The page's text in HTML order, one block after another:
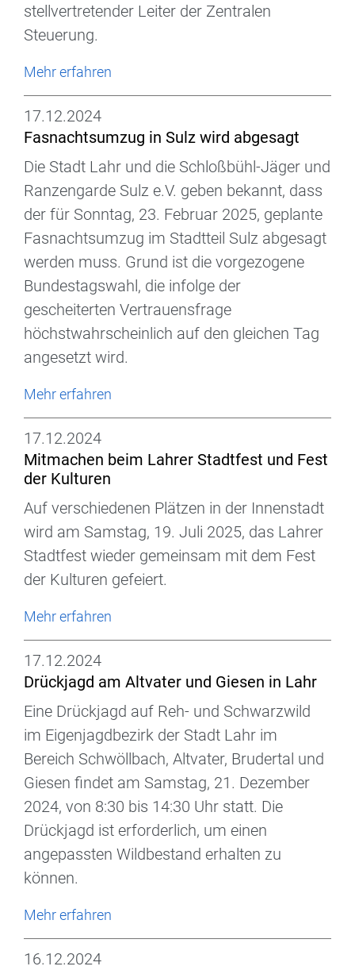
stellvertretender Leiter der Zentralen
Steuerung.
Mehr erfahren
17.12.2024
Fasnachtsumzug in Sulz wird abgesagt
Die Stadt Lahr und die Schloßbühl-Jäger und
Ranzengarde Sulz e.V. geben bekannt, dass
der für Sonntag, 23. Februar 2025, geplante
Fasnachtsumzug im Stadtteil Sulz abgesagt
werden muss. Grund ist die vorgezogene
Bundestagswahl, die infolge der
gescheiterten Vertrauensfrage
höchstwahrscheinlich auf den gleichen Tag
angesetzt wird.
Mehr erfahren
17.12.2024
Mitmachen beim Lahrer Stadtfest und Fest
der Kulturen
Auf verschiedenen Plätzen in der Innenstadt
wird am Samstag, 19. Juli 2025, das Lahrer
Stadtfest wieder gemeinsam mit dem Fest
der Kulturen gefeiert.
Mehr erfahren
17.12.2024
Drückjagd am Altvater und Giesen in Lahr
Eine Drückjagd auf Reh- und Schwarzwild
im Eigenjagdbezirk der Stadt Lahr im
Bereich Schwöllbach, Altvater, Brudertal und
Giesen findet am Samstag, 21. Dezember
2024, von 8:30 bis 14:30 Uhr statt. Die
Drückjagd ist erforderlich, um einen
angepassten Wildbestand erhalten zu
können.
Mehr erfahren
16.12.2024